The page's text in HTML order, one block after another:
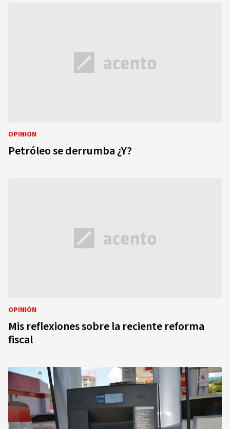
OPINIÓN
Petróleo se derrumba ¿Y?
OPINIÓN
Mis reflexiones sobre la reciente reforma
fiscal